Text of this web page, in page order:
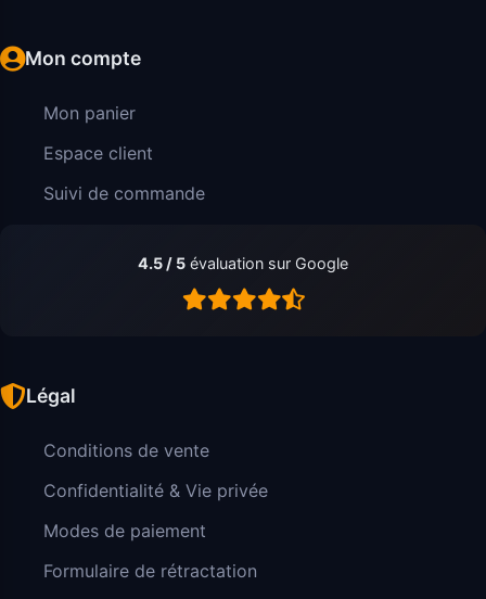
Mon compte
Mon panier
Espace client
Suivi de commande
4.5 / 5 évaluation sur Google
Légal
Conditions de vente
Confidentialité & Vie privée
Modes de paiement
Formulaire de rétractation